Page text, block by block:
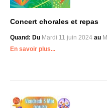
Concert chorales et repas
Quand: Du Mardi 11 juin 2024 au
En savoir plus...